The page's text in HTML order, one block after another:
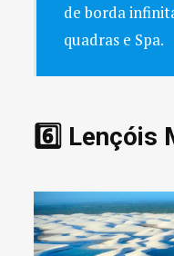
de borda
quadras e Spa.
6️⃣ Lençóis